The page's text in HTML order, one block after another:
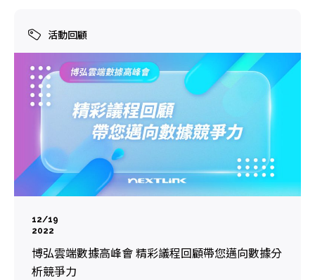
活動回顧
12/19
2022
博弘雲端數據高峰會 精彩議程回顧帶您邁向數據分
析競爭力